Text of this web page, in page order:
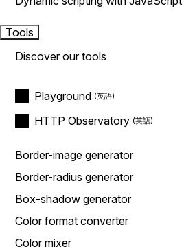
Tools
Discover our tools
Playground
HTTP Observatory
Border-image generator
Border-radius generator
Box-shadow generator
Color format converter
Color mixer